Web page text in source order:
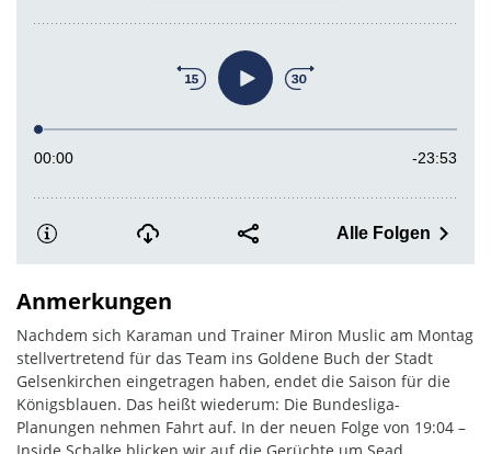
Anmerkungen
Nachdem sich Karaman und Trainer Miron Muslic am Montag
stellvertretend für das Team ins Goldene Buch der Stadt
Gelsenkirchen eingetragen haben, endet die Saison für die
Königsblauen. Das heißt wiederum: Die Bundesliga-
Planungen nehmen Fahrt auf. In der neuen Folge von 19:04 –